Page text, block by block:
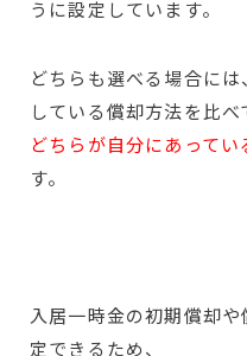
うに設定しています。
どちらも選べる場合に
している償却方法を比べ
どちらが自分にあってい
す。
入居一時金の初期償却
定できるため、